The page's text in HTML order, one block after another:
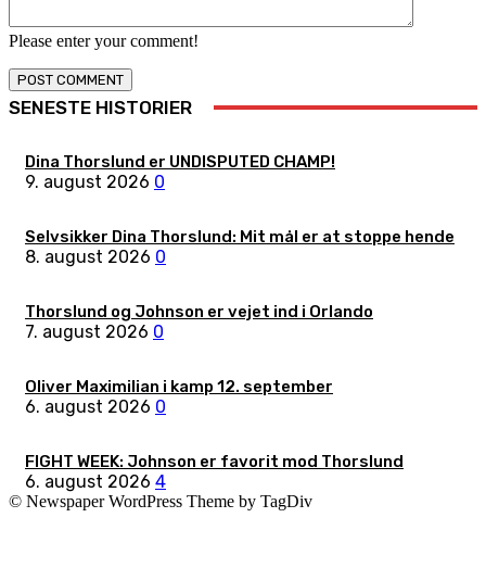
Please enter your comment!
SENESTE HISTORIER
Dina Thorslund er UNDISPUTED CHAMP!
9. august 2026 0
Selvsikker Dina Thorslund: Mit mål er at stoppe hende
8. august 2026 0
Thorslund og Johnson er vejet ind i Orlando
7. august 2026 0
Oliver Maximilian i kamp 12. september
6. august 2026 0
FIGHT WEEK: Johnson er favorit mod Thorslund
6. august 2026 4
© Newspaper WordPress Theme by TagDiv